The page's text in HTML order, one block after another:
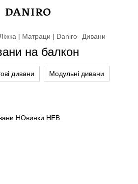
| Матраци | Daniro Дивани
на балкон
дивани Модульні дивани